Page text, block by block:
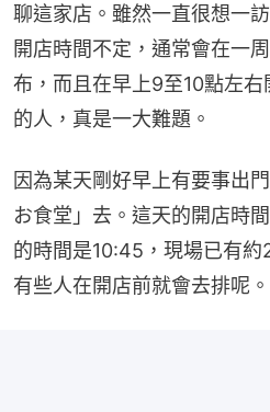
聊這家店。雖然一直很想一
開店時間不定，通常會在一
布，而且在早上9至10點左
的人，真是一大難題。
因為某天剛好早上有要事出
お食堂」去。這天的開店時
的時間是10:45，現場已有
有些人在開店前就會去排呢。